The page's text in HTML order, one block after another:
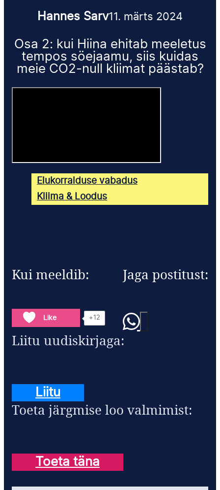
Hannes Sarv11. märts 2024
Osa 2: kui Hiina ehitab meeletus
tempos söejaamu, siis kuidas
meie CO2-null kliimat päästab?
Elukorralduse vabadus
Kliima & Loodus
Kui meeldib:
Like +12
Jaga postitust:
Liitu uudiskirjaga:
Liitu
Toeta järgmise loo valmimist:
Toeta täna